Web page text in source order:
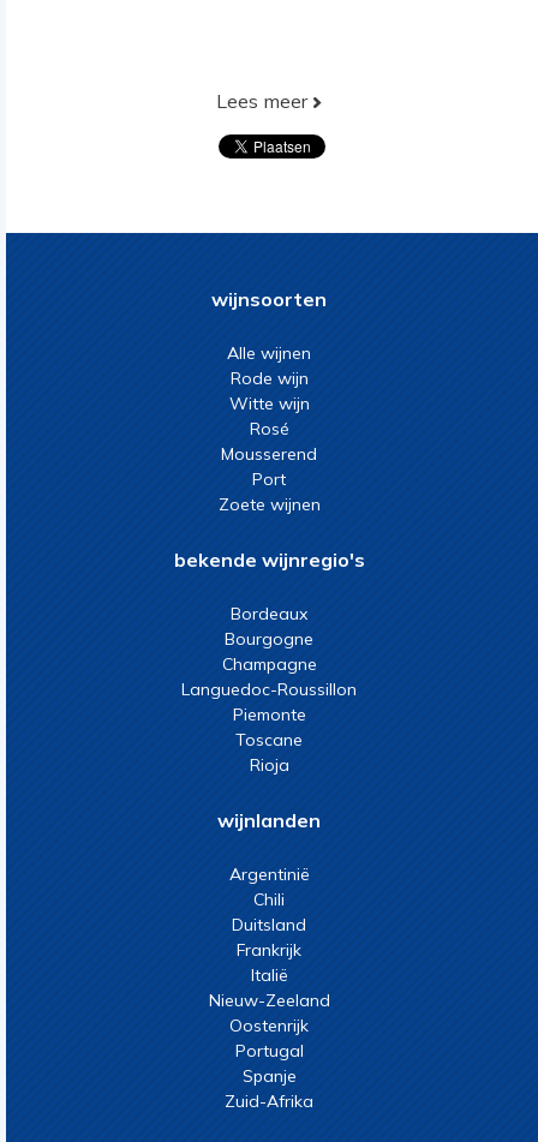
Lees meer
wijnsoorten
Alle wijnen
Rode wijn
Witte wijn
Rosé
Mousserend
Port
Zoete wijnen
bekende wijnregio's
Bordeaux
Bourgogne
Champagne
Languedoc-Roussillon
Piemonte
Toscane
Rioja
wijnlanden
Argentinië
Chili
Duitsland
Frankrijk
Italië
Nieuw-Zeeland
Oostenrijk
Portugal
Spanje
Zuid-Afrika